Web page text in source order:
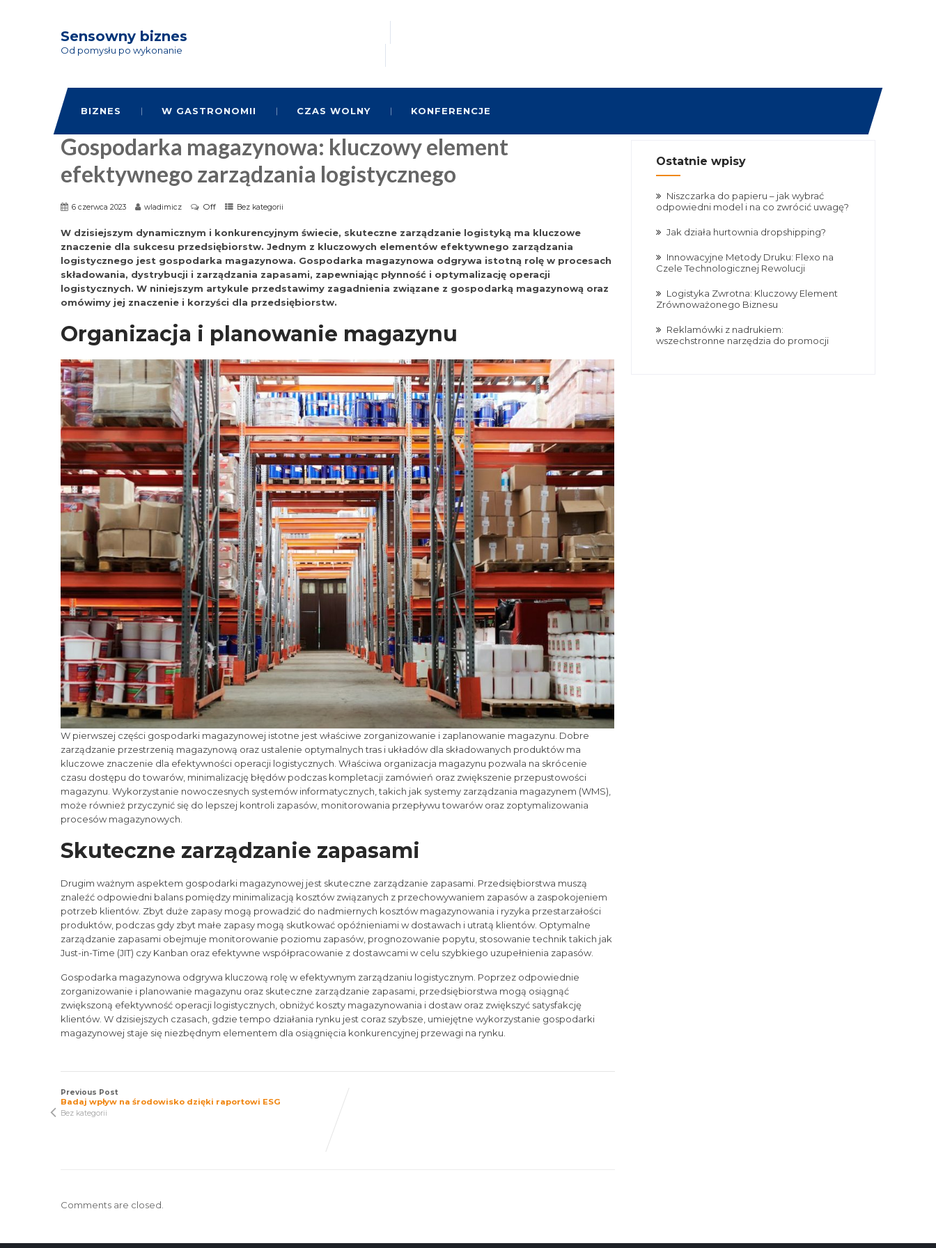
Sensowny biznes
Od pomysłu po wykonanie
BIZNES W GASTRONOMII CZAS WOLNY KONFERENCJE
Gospodarka magazynowa: kluczowy element
efektywnego zarządzania logistycznego
6 czerwca 2023 wladimicz Off Bez kategorii
W dzisiejszym dynamicznym i konkurencyjnym świecie, skuteczne zarządzanie logistyką ma kluczowe
znaczenie dla sukcesu przedsiębiorstw. Jednym z kluczowych elementów efektywnego zarządzania
logistycznego jest gospodarka magazynowa. Gospodarka magazynowa odgrywa istotną rolę w procesach
składowania, dystrybucji i zarządzania zapasami, zapewniając płynność i optymalizację operacji
logistycznych. W niniejszym artykule przedstawimy zagadnienia związane z gospodarką magazynową oraz
omówimy jej znaczenie i korzyści dla przedsiębiorstw.
Organizacja i planowanie magazynu
W pierwszej części gospodarki magazynowej istotne jest właściwe zorganizowanie i zaplanowanie magazynu. Dobre
zarządzanie przestrzenią magazynową oraz ustalenie optymalnych tras i układów dla składowanych produktów ma
kluczowe znaczenie dla efektywności operacji logistycznych. Właściwa organizacja magazynu pozwala na skrócenie
czasu dostępu do towarów, minimalizację błędów podczas kompletacji zamówień oraz zwiększenie przepustowości
magazynu. Wykorzystanie nowoczesnych systemów informatycznych, takich jak systemy zarządzania magazynem (WMS),
może również przyczynić się do lepszej kontroli zapasów, monitorowania przepływu towarów oraz zoptymalizowania
procesów magazynowych.
Skuteczne zarządzanie zapasami
Drugim ważnym aspektem gospodarki magazynowej jest skuteczne zarządzanie zapasami. Przedsiębiorstwa muszą
znaleźć odpowiedni balans pomiędzy minimalizacją kosztów związanych z przechowywaniem zapasów a zaspokojeniem
potrzeb klientów. Zbyt duże zapasy mogą prowadzić do nadmiernych kosztów magazynowania i ryzyka przestarzałości
produktów, podczas gdy zbyt małe zapasy mogą skutkować opóźnieniami w dostawach i utratą klientów. Optymalne
zarządzanie zapasami obejmuje monitorowanie poziomu zapasów, prognozowanie popytu, stosowanie technik takich jak
Just-in-Time (JIT) czy Kanban oraz efektywne współpracowanie z dostawcami w celu szybkiego uzupełnienia zapasów.
Gospodarka magazynowa odgrywa kluczową rolę w efektywnym zarządzaniu logistycznym. Poprzez odpowiednie
zorganizowanie i planowanie magazynu oraz skuteczne zarządzanie zapasami, przedsiębiorstwa mogą osiągnąć
zwiększoną efektywność operacji logistycznych, obniżyć koszty magazynowania i dostaw oraz zwiększyć satysfakcję
klientów. W dzisiejszych czasach, gdzie tempo działania rynku jest coraz szybsze, umiejętne wykorzystanie gospodarki
magazynowej staje się niezbędnym elementem dla osiągnięcia konkurencyjnej przewagi na rynku.
Previous Post
Badaj wpływ na środowisko dzięki raportowi ESG
Bez kategorii
Comments are closed.
Ostatnie wpisy
Niszczarka do papieru – jak wybrać
odpowiedni model i na co zwrócić uwagę?
Jak działa hurtownia dropshipping?
Innowacyjne Metody Druku: Flexo na
Czele Technologicznej Rewolucji
Logistyka Zwrotna: Kluczowy Element
Zrównoważonego Biznesu
Reklamówki z nadrukiem:
wszechstronne narzędzia do promocji